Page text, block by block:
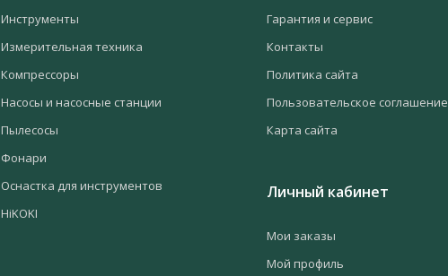
Инструменты
Измерительная техника
Компрессоры
Насосы и насосные станции
Пылесосы
Фонари
Оснастка для инструментов
HiKOKI
Гарантия и сервис
Контакты
Политика сайта
Пользовательское соглашение
Карта сайта
Личный кабинет
Мои заказы
Мой профиль